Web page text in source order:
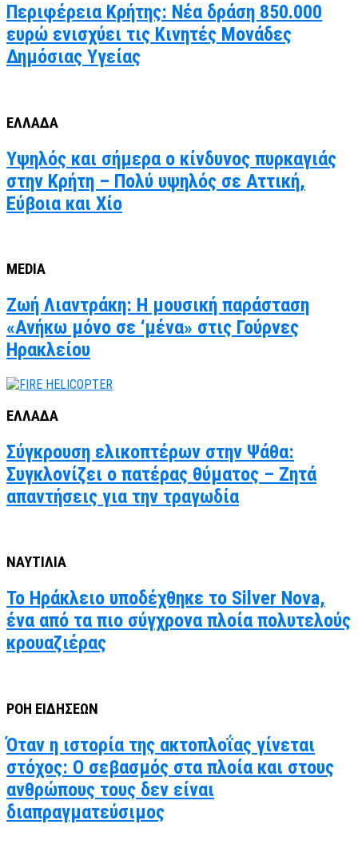
Περιφέρεια Κρήτης: Νέα δράση 850.000
ευρώ ενισχύει τις Κινητές Μονάδες
Δημόσιας Υγείας
ΕΛΛΑΔΑ
Υψηλός και σήμερα ο κίνδυνος πυρκαγιάς
στην Κρήτη – Πολύ υψηλός σε Αττική,
Εύβοια και Χίο
MEDIA
Ζωή Λιαντράκη: Η μουσική παράσταση
«Ανήκω μόνο σε ‘μένα» στις Γούρνες
Ηρακλείου
ΕΛΛΑΔΑ
Σύγκρουση ελικοπτέρων στην Ψάθα:
Συγκλονίζει ο πατέρας θύματος – Ζητά
απαντήσεις για την τραγωδία
ΝΑΥΤΙΛΙΑ
Το Ηράκλειο υποδέχθηκε το Silver Nova,
ένα από τα πιο σύγχρονα πλοία πολυτελούς
κρουαζιέρας
ΡΟΗ ΕΙΔΗΣΕΩΝ
Όταν η ιστορία της ακτοπλοΐας γίνεται
στόχος: Ο σεβασμός στα πλοία και στους
ανθρώπους τους δεν είναι
διαπραγματεύσιμος